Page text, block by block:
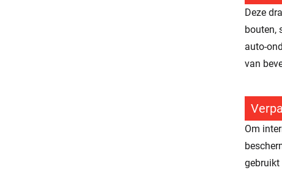
Deze
bouten,
auto-
van
Om
gebruikt